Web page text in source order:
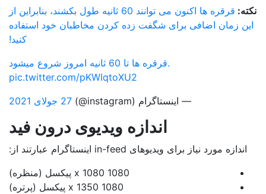
قرقره ها اکنون می توانند 60 ثانیه طول بکشند، بنابراین از
زمان اضافی برای شگفت زده کردن مخاطبان خود استفاده
pic.twitter.com/pKWIqtoXU2
— اینستاگرام (instagram@)
27 جولای 2021
اندازه ویدیوی درون فید
اندازه مورد نیاز برای ویدیوهای in-feed اینستاگرام عبارتند از:
1080 x 1080 پیکسل (منظره)
1080 x 1350 پیکسل (پرتره)